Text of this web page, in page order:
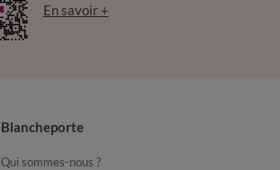
En savoir +
Blancheporte
Qui sommes-nous ?